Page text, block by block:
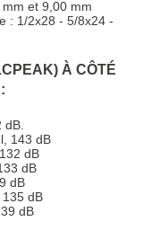
et 9,00 mm
: 1/2x28 - 5/8x24 -
À CÔTÉ
143 dB
dB
dB
dB
135 dB
dB